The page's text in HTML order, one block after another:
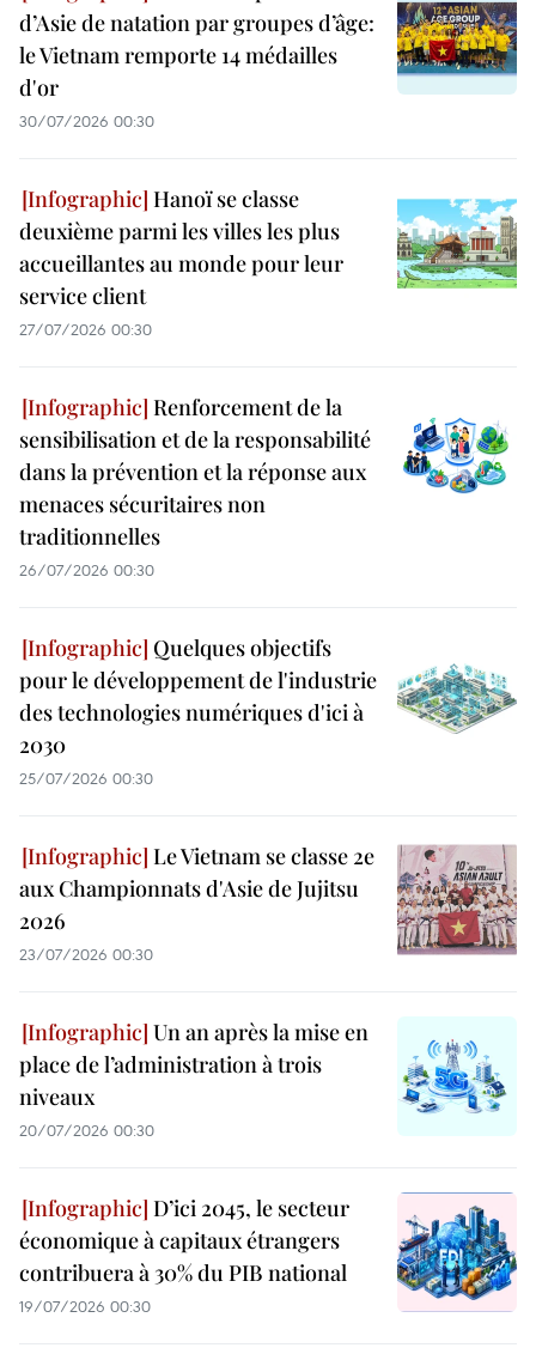
d’Asie de natation par groupes d’âge:
le Vietnam remporte 14 médailles
d'or
30/07/2026 00:30
Hanoï se classe
deuxième parmi les villes les plus
accueillantes au monde pour leur
service client
27/07/2026 00:30
Renforcement de la
sensibilisation et de la responsabilité
dans la prévention et la réponse aux
menaces sécuritaires non
traditionnelles
26/07/2026 00:30
Quelques objectifs
pour le développement de l'industrie
des technologies numériques d'ici à
2030
25/07/2026 00:30
Le Vietnam se classe 2e
aux Championnats d'Asie de Jujitsu
2026
23/07/2026 00:30
Un an après la mise en
place de l’administration à trois
niveaux
20/07/2026 00:30
D’ici 2045, le secteur
économique à capitaux étrangers
contribuera à 30% du PIB national
19/07/2026 00:30